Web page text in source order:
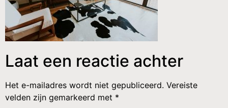
Laat een reactie achter
Het e-mailadres wordt niet gepubliceerd. Vereiste
velden zijn gemarkeerd met *